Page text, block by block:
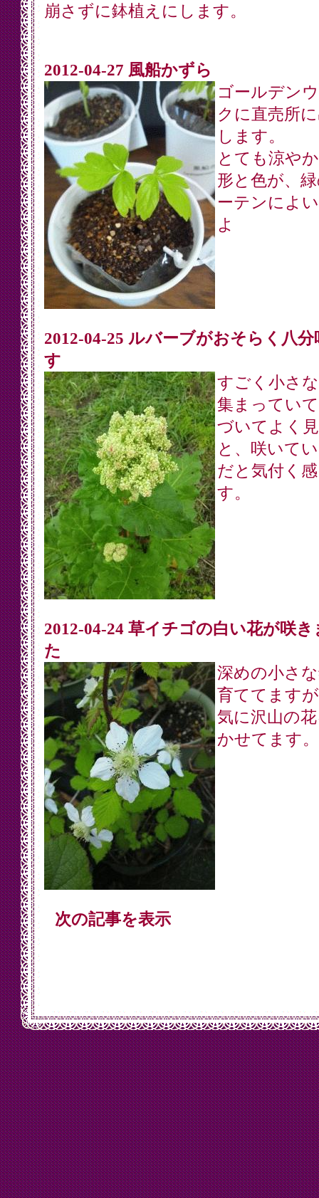
崩さずに鉢植えにします。
2012-04-27 風船かずら
ゴールデン
クに直売所
します。
とても涼や
形と色が、
ーテンによ
よ
2012-04-25 ルバーブがおそらく八分
す
すごく小さ
集まってい
づいてよく
と、咲いて
だと気付く
す。
2012-04-24 草イチゴの白い花が咲き
た
深めの小さ
育ててます
気に沢山の
かせてます。
次の記事を表示